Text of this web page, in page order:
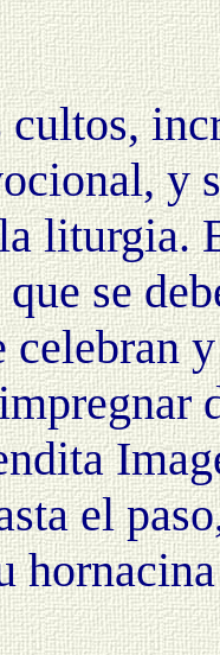
cultos,
y
liturgia.
se
celebran
el